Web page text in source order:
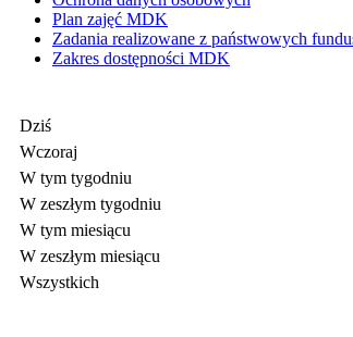
Plan zajęć MDK
Zadania realizowane z państwowych
Zakres dostępności MDK
Dziś
Wczoraj
W tym tygodniu
W zeszłym tygodniu
W tym miesiącu
W zeszłym miesiącu
Wszystkich